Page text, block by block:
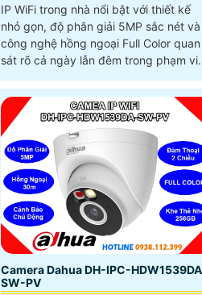
IP WiFi trong nhà nổi bật với thiết kế
nhỏ gọn, độ phân giải 5MP sắc nét và
công nghệ hồng ngoại Full Color quan
sát rõ cả ngày lẫn đêm trong phạm vi
nhận diện chính xác người và phương
tiện, cùng khe cắm thẻ nhớ lên đến
256GB, đáp ứng tốt nhu cầu lưu trữ
hạn bảo vệ không gian sống và làm
việc của bạn
Camera Dahua DH-IPC-
SW-PV